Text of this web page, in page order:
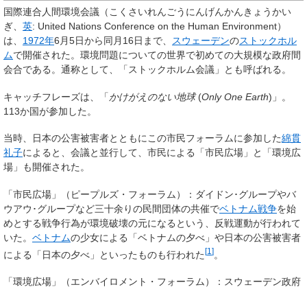
国際連合人間環境会議 （こくさいれんごうにんげんかんきょうかい
ぎ、 英: United Nations Conference on the Human Environment）
は、 1972年6月5日から同月16日まで、 スウェーデンのストックホル
ムで開催された。環境問題についての世界で初めての大規模な政府間
会合である。通称として、「 ストックホルム会議 」とも呼ばれる。
キャッチフレーズは、「かけがえのない地球(Only One Earth)」。
113か国が参加した。
当時、日本の公害被害者とともにこの市民フォーラムに参加した綿貫
礼子によると、会議と並行して、市民による「市民広場」と「環境広
場」も開催された。
「市民広場」（ピープルズ・フォーラム）：ダイドン･グループやバ
ウアウ･グループなど三十余りの民間団体の共催でベトナム戦争を始
めとする戦争行為が環境破壊の元になるという、反戦運動が行われて
いた。 ベトナムの少女による「ベトナムの夕べ」や日本の公害被害者
による「日本の夕べ」といったものも行われた[1 ]。
「環境広場」（エンバイロメント・フォーラム）：スウェーデン政府